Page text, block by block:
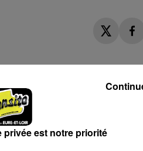
privée est notre priorité